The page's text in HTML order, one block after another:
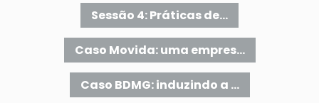
Sessão 4: Práticas de...
Caso Movida: uma empres...
Caso BDMG: induzindo a ...